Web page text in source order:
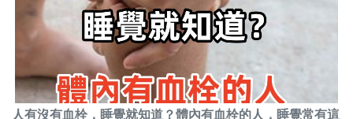
人有沒有血栓，睡覺就知道？體內有血栓的人，睡覺常有這